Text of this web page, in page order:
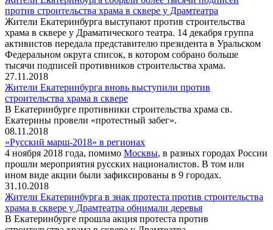
против строительства храма в сквере у Драмтеатра
Жители Екатеринбурга выступают против строительства
храма в сквере у Драматического театра. 14 декабря группа
активистов передала представителю президента в Уральском
Федеральном округа список, в котором собрано больше
тысячи подписей противников строительства храма.
27.11.2018
Жители Екатеринбурга вновь выступили против
строительства храма в сквере
В Екатеринбурге противники строительства храма св.
Екатерины провели «протестный забег».
08.11.2018
«Русский марш-2018» в регионах
4 ноября 2018 года, помимо Москвы, в разных городах России
прошли мероприятия русских националистов. В том или
ином виде акции были зафиксированы в 9 городах.
31.10.2018
Жители Екатеринбурга в знак протеста против строительства
храма в сквере у Драмтеатра обнимали деревья
В Екатеринбурге прошла акция протеста против